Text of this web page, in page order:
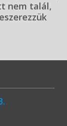
nem talál,